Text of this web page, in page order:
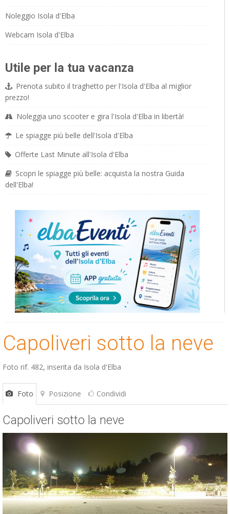
Noleggio Isola d'Elba
Webcam Isola d'Elba
Utile per la tua vacanza
Prenota subito il traghetto per l'Isola d'Elba al miglior
prezzo!
Noleggia uno scooter e gira l'Isola d'Elba in libertà!
Le spiagge più belle dell'Isola d'Elba
Offerte Last Minute all'Isola d'Elba
Scopri le spiagge più belle: acquista la nostra Guida
dell'Elba!
Capoliveri sotto la neve
Foto rif. 482, inserita da Isola d'Elba
Foto Posizione Condividi
Capoliveri sotto la neve